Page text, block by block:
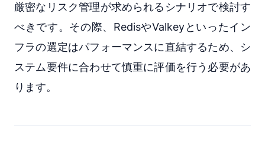
厳密なリスク管理が求められるシナリオで検討す
べきです。その際、RedisやValkeyといったイン
フラの選定はパフォーマンスに直結するため、シ
ステム要件に合わせて慎重に評価を行う必要があ
ります。